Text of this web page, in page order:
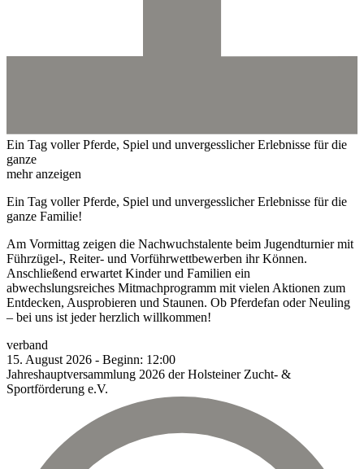
Ein Tag voller Pferde, Spiel und unvergesslicher Erlebnisse für die
ganze
mehr anzeigen
Ein Tag voller Pferde, Spiel und unvergesslicher Erlebnisse für die
ganze Familie!
Am Vormittag zeigen die Nachwuchstalente beim Jugendturnier mit
Führzügel-, Reiter- und Vorführwettbewerben ihr Können.
Anschließend erwartet Kinder und Familien ein
abwechslungsreiches Mitmachprogramm mit vielen Aktionen zum
Entdecken, Ausprobieren und Staunen. Ob Pferdefan oder Neuling
– bei uns ist jeder herzlich willkommen!
verband
15. August 2026 - Beginn: 12:00
Jahreshauptversammlung 2026 der Holsteiner Zucht- &
Sportförderung e.V.